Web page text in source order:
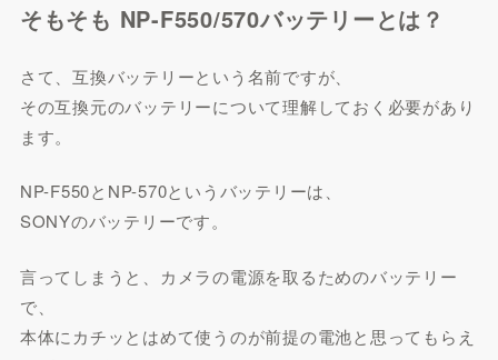
そもそも NP-F550/570バッテリーとは？
さて、互換バッテリーという名前ですが、
その互換元のバッテリーについて理解しておく必要があり
ます。
NP-F550とNP-570というバッテリーは、
SONYのバッテリーです。
言ってしまうと、カメラの電源を取るためのバッテリー
で、
本体にカチッとはめて使うのが前提の電池と思ってもらえ